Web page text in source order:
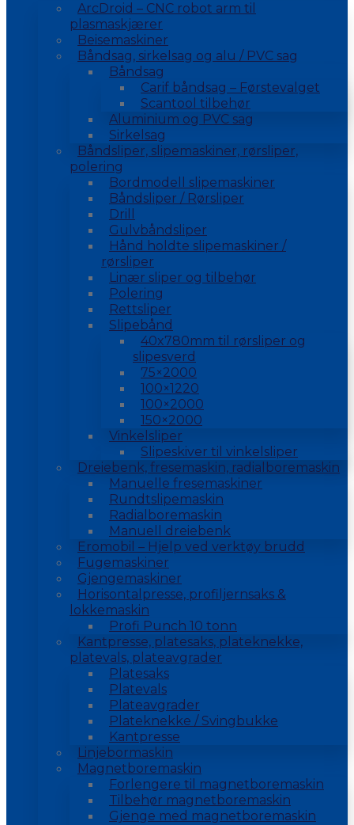
ArcDroid – CNC robot arm til
plasmaskjærer
Beisemaskiner
Båndsag, sirkelsag og alu / PVC sag
Båndsag
Carif båndsag – Førstevalget
Scantool tilbehør
Aluminium og PVC sag
Sirkelsag
Båndsliper, slipemaskiner, rørsliper,
polering
Bordmodell slipemaskiner
Båndsliper / Rørsliper
Drill
Gulvbåndsliper
Hånd holdte slipemaskiner /
rørsliper
Linær sliper og tilbehør
Polering
Rettsliper
Slipebånd
40x780mm til rørsliper og
slipesverd
75×2000
100×1220
100×2000
150×2000
Vinkelsliper
Slipeskiver til vinkelsliper
Dreiebenk, fresemaskin, radialboremaskin
Manuelle fresemaskiner
Rundtslipemaskin
Radialboremaskin
Manuell dreiebenk
Eromobil – Hjelp ved verktøy brudd
Fugemaskiner
Gjengemaskiner
Horisontalpresse, profiljernsaks &
lokkemaskin
Profi Punch 10 tonn
Kantpresse, platesaks, plateknekke,
platevals, plateavgrader
Platesaks
Platevals
Plateavgrader
Plateknekke / Svingbukke
Kantpresse
Linjebormaskin
Magnetboremaskin
Forlengere til magnetboremaskin
Tilbehør magnetboremaskin
Gjenge med magnetboremaskin